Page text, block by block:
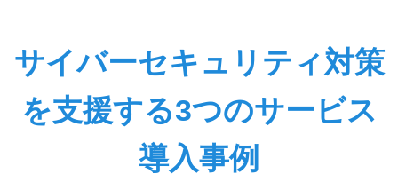
サイバーセキュリティ対策
を支援する3つのサービス
導入事例